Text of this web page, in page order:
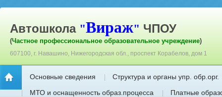
Автошкола "Вираж" ЧПОУ
(Частное профессиональное образовательное учреждение)
607100, г. Навашино, Нижегородская обл., проспект Корабелов, дом 1
Основные сведения
Структура и органы упр. обр.орг.
МТО и оснащенность образ.процесса
Платные